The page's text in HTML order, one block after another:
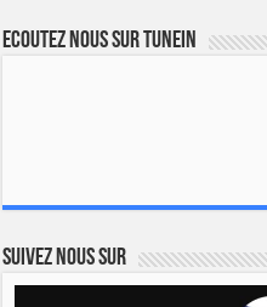
Ecoutez nous sur TuneIn
Suivez nous sur